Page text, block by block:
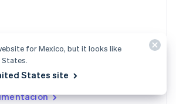
Payments
para integrar las API de pagos de
China
for Mexico, but it looks like
States site